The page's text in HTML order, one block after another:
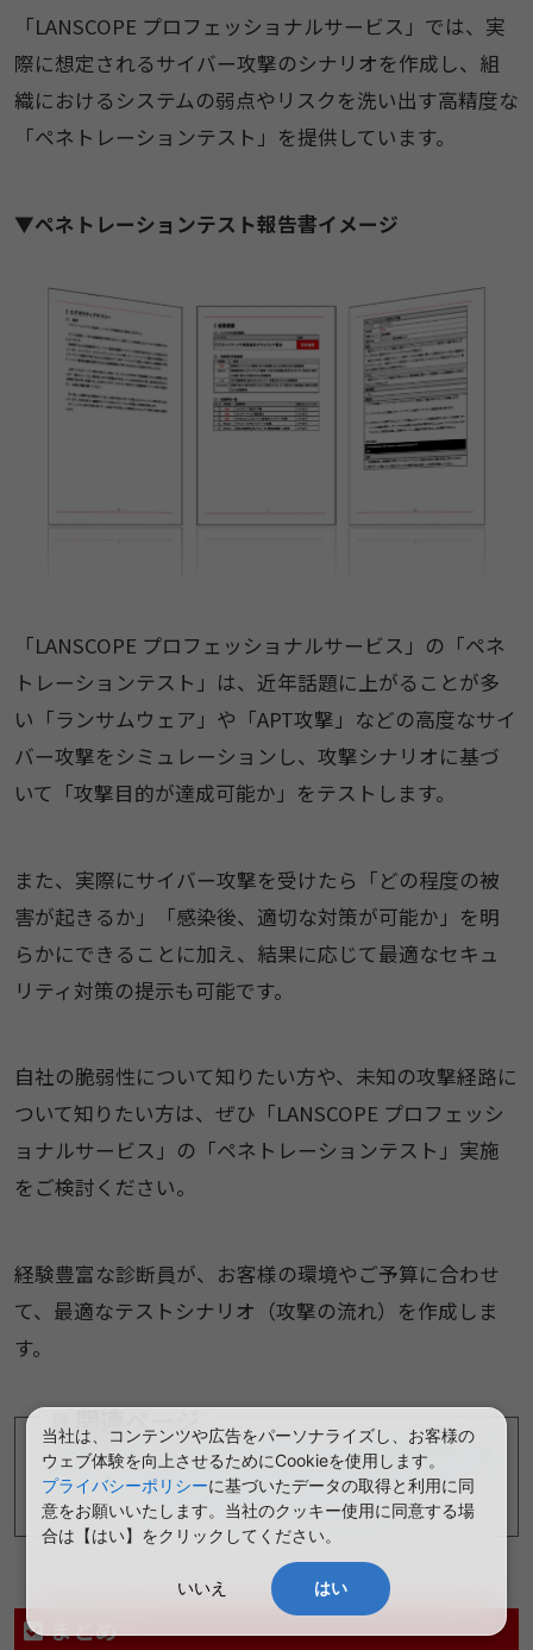
「LANSCOPE プロフェッショナルサービス」では、実
際に想定されるサイバー攻撃のシナリオを作成し、組
織におけるシステムの弱点やリスクを洗い出す高精度な
「ペネトレーションテスト」を提供しています。
▼ペネトレーションテスト報告書イメージ
「LANSCOPE プロフェッショナルサービス」の「ペネ
トレーションテスト」は、近年話題に上がることが多
い「ランサムウェア」や「APT攻撃」などの高度なサイ
バー攻撃をシミュレーションし、攻撃シナリオに基づ
いて「攻撃目的が達成可能か」をテストします。
また、実際にサイバー攻撃を受けたら「どの程度の被
害が起きるか」「感染後、適切な対策が可能か」を明
らかにできることに加え、結果に応じて最適なセキュ
リティ対策の提示も可能です。
自社の脆弱性について知りたい方や、未知の攻撃経路に
ついて知りたい方は、ぜひ「LANSCOPE プロフェッシ
ョナルサービス」の「ペネトレーションテスト」実施
をご検討ください。
経験豊富な診断員が、お客様の環境やご予算に合わせ
て、最適なテストシナリオ（攻撃の流れ）を作成しま
す。
関連ページ
ペネトレーションテストについて｜LANSCOPE プ
ロフェッショナルサービス
まとめ
当社は、コンテンツや広告をパーソナライズし、お客様の
ウェブ体験を向上させるためにCookieを使用します。
プライバシーポリシーに基づいたデータの取得と利用に同
意をお願いいたします。当社のクッキー使用に同意する場
合は【はい】をクリックしてください。
いいえ はい